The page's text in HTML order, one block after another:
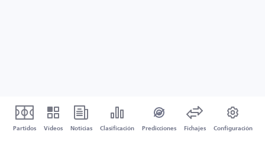
Partidos Vídeos Noticias Clasificación Predicciones Fichajes Configuración